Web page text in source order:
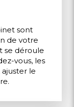
sont
de votre
se déroule
vous, les
le